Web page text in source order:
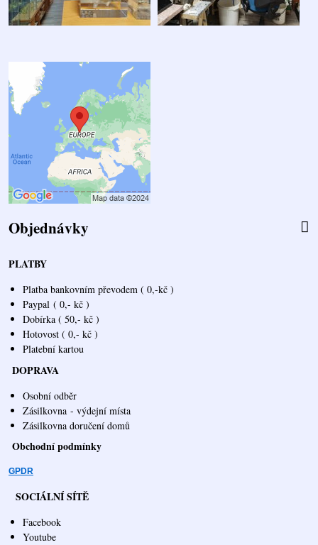
Objednávky
PLATBY
Platba bankovním převodem ( 0,-kč )
Paypal ( 0,- kč )
Dobírka ( 50,- kč )
Hotovost ( 0,- kč )
Platební kartou
DOPRAVA
Osobní odběr
Zásilkovna - výdejní místa
Zásilkovna doručení domů
Obchodní podmínky
GPDR
SOCIÁLNÍ SÍTĚ
Facebook
Youtube